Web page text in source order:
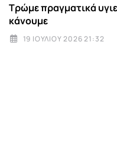
Τρώμε πραγματικά
κάνουμε
19 ΙΟΥΛΊΟΥ 2026 21:32